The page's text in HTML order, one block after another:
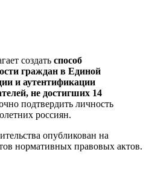
создать способ
граждан в Единой
и аутентификации
не достигших 14
подтвердить личность
россиян.
опубликован на
нормативных правовых актов.